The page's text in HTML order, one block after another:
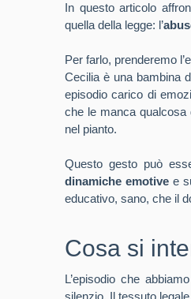
In questo articolo
quella della legge: l’
Per farlo, prenderemo
Cecilia è una bambina
episodio carico di
che le manca qualcosa
nel pianto.
Questo gesto può
dinamiche emotive e
educativo, sano, che il
Cosa si
L’episodio che
silenzio. Il tessuto